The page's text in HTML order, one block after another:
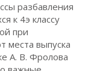
разбавления
к 4э классу
при
места выпуска
А. В. Фролова